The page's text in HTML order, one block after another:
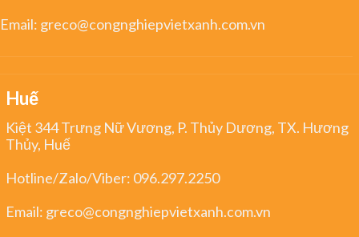
Email: greco@congnghiepvietxanh.com.vn
Huế
Kiệt 344 Trưng Nữ Vương, P. Thủy Dương, TX. Hương
Thủy, Huế
Hotline/Zalo/Viber: 096.297.2250
Email: greco@congnghiepvietxanh.com.vn